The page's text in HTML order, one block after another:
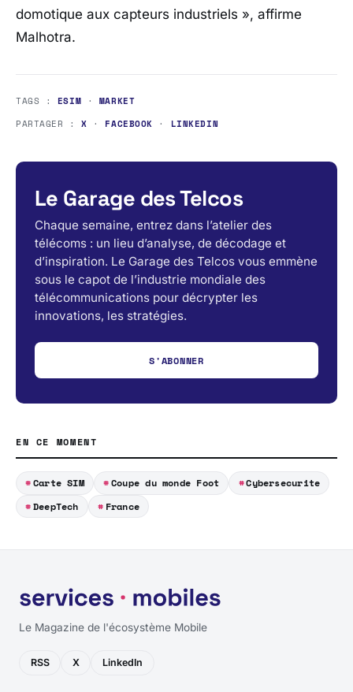
domotique aux capteurs industriels », affirme
Malhotra.
TAGS : ESIM · MARKET
PARTAGER :X · FACEBOOK · LINKEDIN
Le Garage des Telcos
Chaque semaine, entrez dans l’atelier des
télécoms : un lieu d’analyse, de décodage et
d’inspiration. Le Garage des Telcos vous emmène
sous le capot de l’industrie mondiale des
télécommunications pour décrypter les
innovations, les stratégies.
S'ABONNER
EN CE MOMENT
Carte SIM Coupe du monde Foot
Cybersecurite
DeepTech
France
Le Magazine de l'écosystème Mobile
RSS X LinkedIn